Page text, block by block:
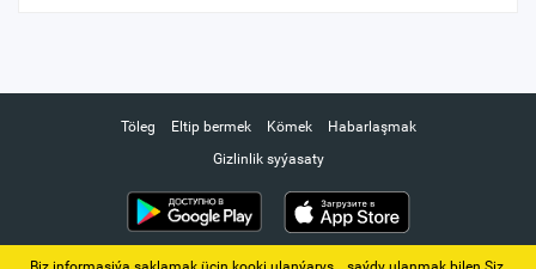
Töleg Eltip bermek Kömek
Habarlaşmak
Gizlinlik syýasaty